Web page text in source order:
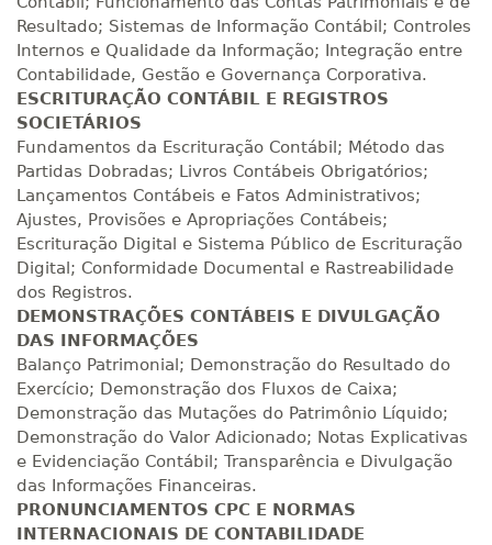
280 H 35dias 120dias
R$ 1.387,93
Matricular
300 H 38dias 120dias
Matricular
320 H 40 dias 120dias
R$ 1.586,20
Matricular
340 H 43dias 120dias
Matricular
360 H 45dias 120 dias
R$ 1.784,48
Matricular
380 H 48dias 150dias
R$ 1.883,61
Resultado; Sistemas de Informação Contábil; Controles
Internos e Qualidade da Informação; Integração entre
Contabilidade, Gestão e Governança Corporativa.
ESCRITURAÇÃO CONTÁBIL E REGISTROS
SOCIETÁRIOS
Fundamentos da Escrituração Contábil; Método das
Partidas Dobradas; Livros Contábeis Obrigatórios;
Lançamentos Contábeis e Fatos Administrativos;
Ajustes, Provisões e Apropriações Contábeis;
Escrituração Digital e Sistema Público de Escrituração
Digital; Conformidade Documental e Rastreabilidade
dos Registros.
DEMONSTRAÇÕES CONTÁBEIS E DIVULGAÇÃO
DAS INFORMAÇÕES
Balanço Patrimonial; Demonstração do Resultado do
Exercício; Demonstração dos Fluxos de Caixa;
Demonstração das Mutações do Patrimônio Líquido;
Demonstração do Valor Adicionado; Notas Explicativas
e Evidenciação Contábil; Transparência e Divulgação
das Informações Financeiras.
PRONUNCIAMENTOS CPC E NORMAS
INTERNACIONAIS DE CONTABILIDADE